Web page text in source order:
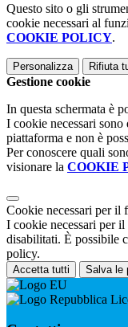
Questo sito o gli
cookie necessari al
COOKIE POLICY.
Personalizza Rifiuta
Gestione cookie
In questa schermata è
I cookie necessari
piattaforma e non è
Per conoscere quali
visionare la COOKIE
Cookie necessari per il
I cookie necessari per
disabilitati. È possibile
policy.
Accetta tutti Salva le